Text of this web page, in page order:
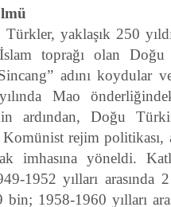
yaklaşık 250
toprağı olan Doğu
adını koydular
Mao
ardından, Doğu
rejim politikası,
imhasına yöneldi.
1952 yılları
bin; 1958-1960 yılları